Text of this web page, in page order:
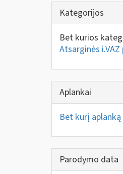
Kategorijos
Bet kurios
Atsarginės
Aplankai
Bet kurį aplanką
Parodymo data